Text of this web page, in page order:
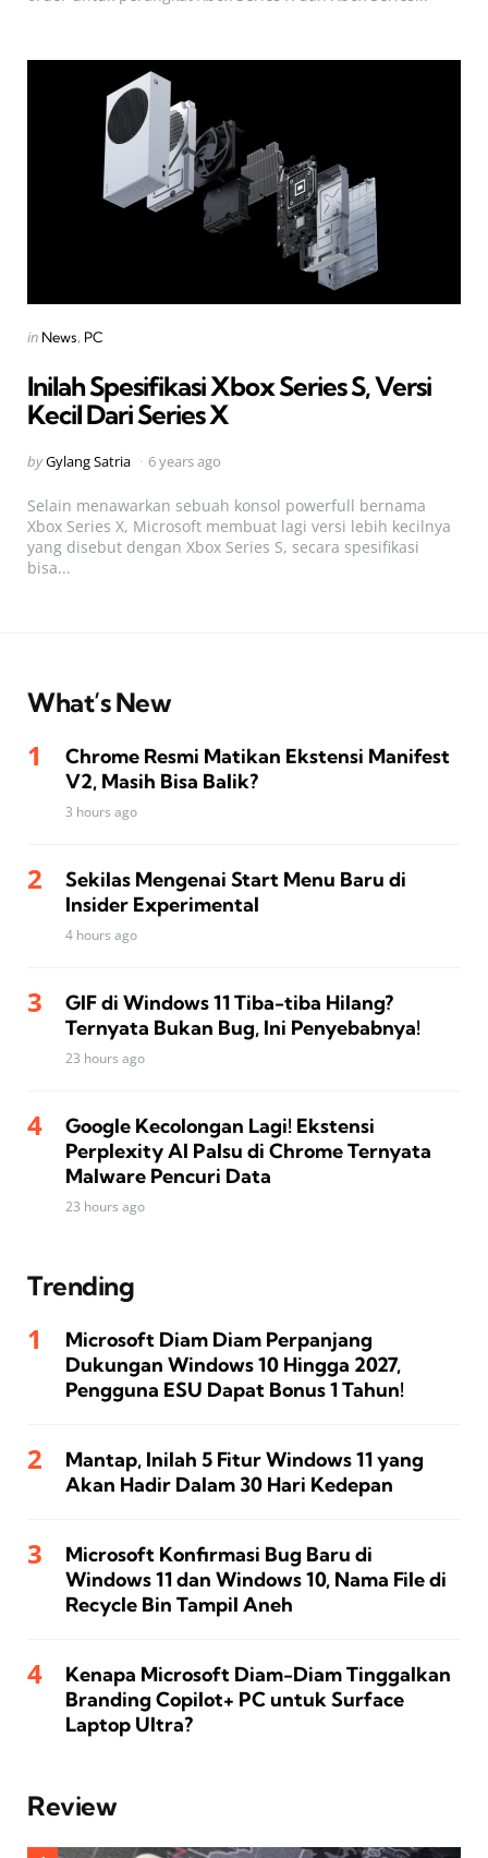
Categories
Posted
in News PC
Inilah Spesifikasi Xbox Series S, Versi
Kecil Dari Series X
Posted
byGylang Satria 6 years ago
Selain menawarkan sebuah konsol powerfull bernama
Xbox Series X, Microsoft membuat lagi versi lebih kecilnya
yang disebut dengan Xbox Series S, secara spesifikasi
bisa...
What’s New
Chrome Resmi Matikan Ekstensi Manifest
V2, Masih Bisa Balik?
3 hours ago
Sekilas Mengenai Start Menu Baru di
Insider Experimental
4 hours ago
GIF di Windows 11 Tiba-tiba Hilang?
Ternyata Bukan Bug, Ini Penyebabnya!
23 hours ago
Google Kecolongan Lagi! Ekstensi
Perplexity AI Palsu di Chrome Ternyata
Malware Pencuri Data
23 hours ago
Trending
Microsoft Diam Diam Perpanjang
Dukungan Windows 10 Hingga 2027,
Pengguna ESU Dapat Bonus 1 Tahun!
Mantap, Inilah 5 Fitur Windows 11 yang
Akan Hadir Dalam 30 Hari Kedepan
Microsoft Konfirmasi Bug Baru di
Windows 11 dan Windows 10, Nama File di
Recycle Bin Tampil Aneh
Kenapa Microsoft Diam-Diam Tinggalkan
Branding Copilot+ PC untuk Surface
Laptop Ultra?
Review